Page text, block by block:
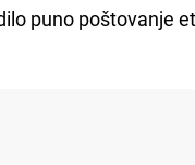
puno poštovanje